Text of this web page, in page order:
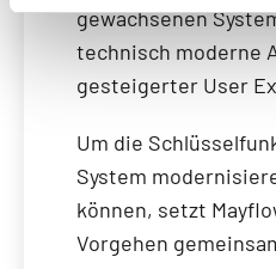
gewachsenen
technisch moderne
gesteigerter User
Um die
System
können, setzt
Vorgehen